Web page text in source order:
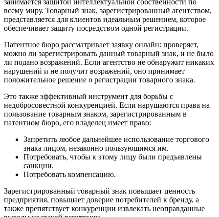
всему миру. Товарный знак, зарегистрированный агентством,
представляется для клиентов идеальным решением, которое
обеспечивает защиту посредством одной регистрации.
Патентное бюро рассматривает заявку онлайн: проверяет,
можно ли зарегистрировать данный товарный знак, и не было
ли подано возражений. Если агентство не обнаружит никаких
нарушений и не получит возражений, оно принимает
положительное решение о регистрации товарного знака.
Это также эффективный инструмент для борьбы с
недобросовестной конкуренцией. Если нарушаются права на
пользование товарным знаком, зарегистрированным в
патентном бюро, его владелец имеет право:
Запретить любое дальнейшее использование торгового
знака лицом, незаконно пользующимся им.
Потребовать, чтобы к этому лицу были предъявлены
санкции.
Потребовать компенсацию.
Зарегистрированный товарный знак повышает ценность
предприятия, повышает доверие потребителей к бренду, а
также препятствует конкуренции извлекать неоправданные